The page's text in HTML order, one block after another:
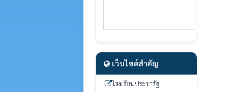
เว็บไซต์สำคัญ
โรงเรียนประชารัฐ